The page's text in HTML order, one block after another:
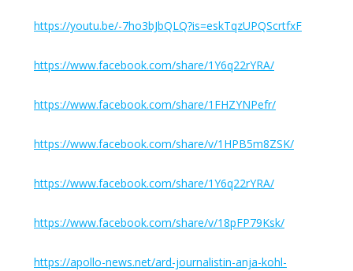
https://youtu.be/-7ho3bJbQLQ?is=eskTqzUPQScrtfxF
https://www.facebook.com/share/1Y6q22rYRA/
https://www.facebook.com/share/1FHZYNPefr/
https://www.facebook.com/share/v/1HPB5m8ZSK/
https://www.facebook.com/share/1Y6q22rYRA/
https://www.facebook.com/share/v/18pFP79Ksk/
https://apollo-news.net/ard-journalistin-anja-kohl-